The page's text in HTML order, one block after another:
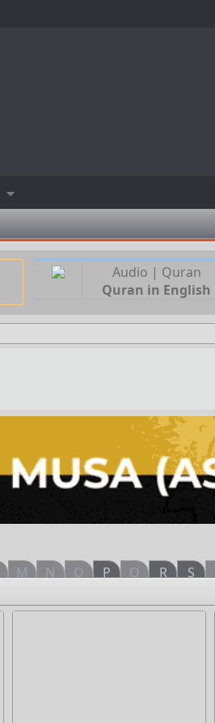
Audio | Quran
Quran in English
M N O P Q R S